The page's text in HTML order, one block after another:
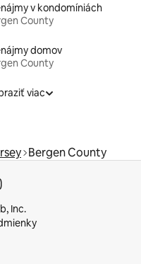
v kondomíniách
County
domov
County
viac
Bergen County
Inc.